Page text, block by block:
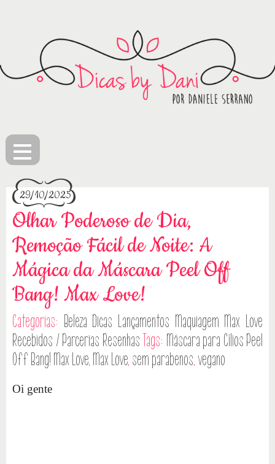
≡
29/10/2025
Olhar Poderoso de Dia,
Remoção Fácil de Noite: A
Mágica da Máscara Peel Off
Bang! Max Love!
Categorias: Beleza Dicas Lançamentos Maquiagem Max Love
Recebidos / Parcerias Resenhas Tags: Máscara para Cílios Peel
Off Bang! Max Love, Max Love, sem parabenos,vegano
Oi gente